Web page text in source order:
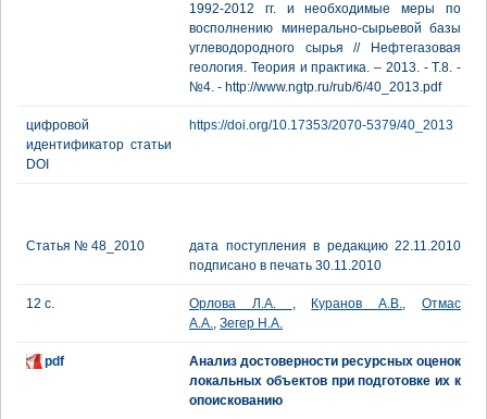
1992-2012 гг. и необходимые меры по
восполнению минерально-сырьевой базы
углеводородного сырья // Нефтегазовая
геология. Теория и практика. – 2013. - Т.8. -
№4. - http://www.ngtp.ru/rub/6/40_2013.pdf
цифровой
идентификатор статьи
DOI
https://doi.org/10.17353/2070-5379/40_2013
Статья № 48_2010
дата поступления в редакцию 22.11.2010
подписано в печать 30.11.2010
12 с. Орлова Л.А. , Куранов А.В.,Отмас
А.А., Зегер Н.А.
pdf
Анализ достоверности ресурсных оценок
локальных объектов при подготовке их к
опоискованию